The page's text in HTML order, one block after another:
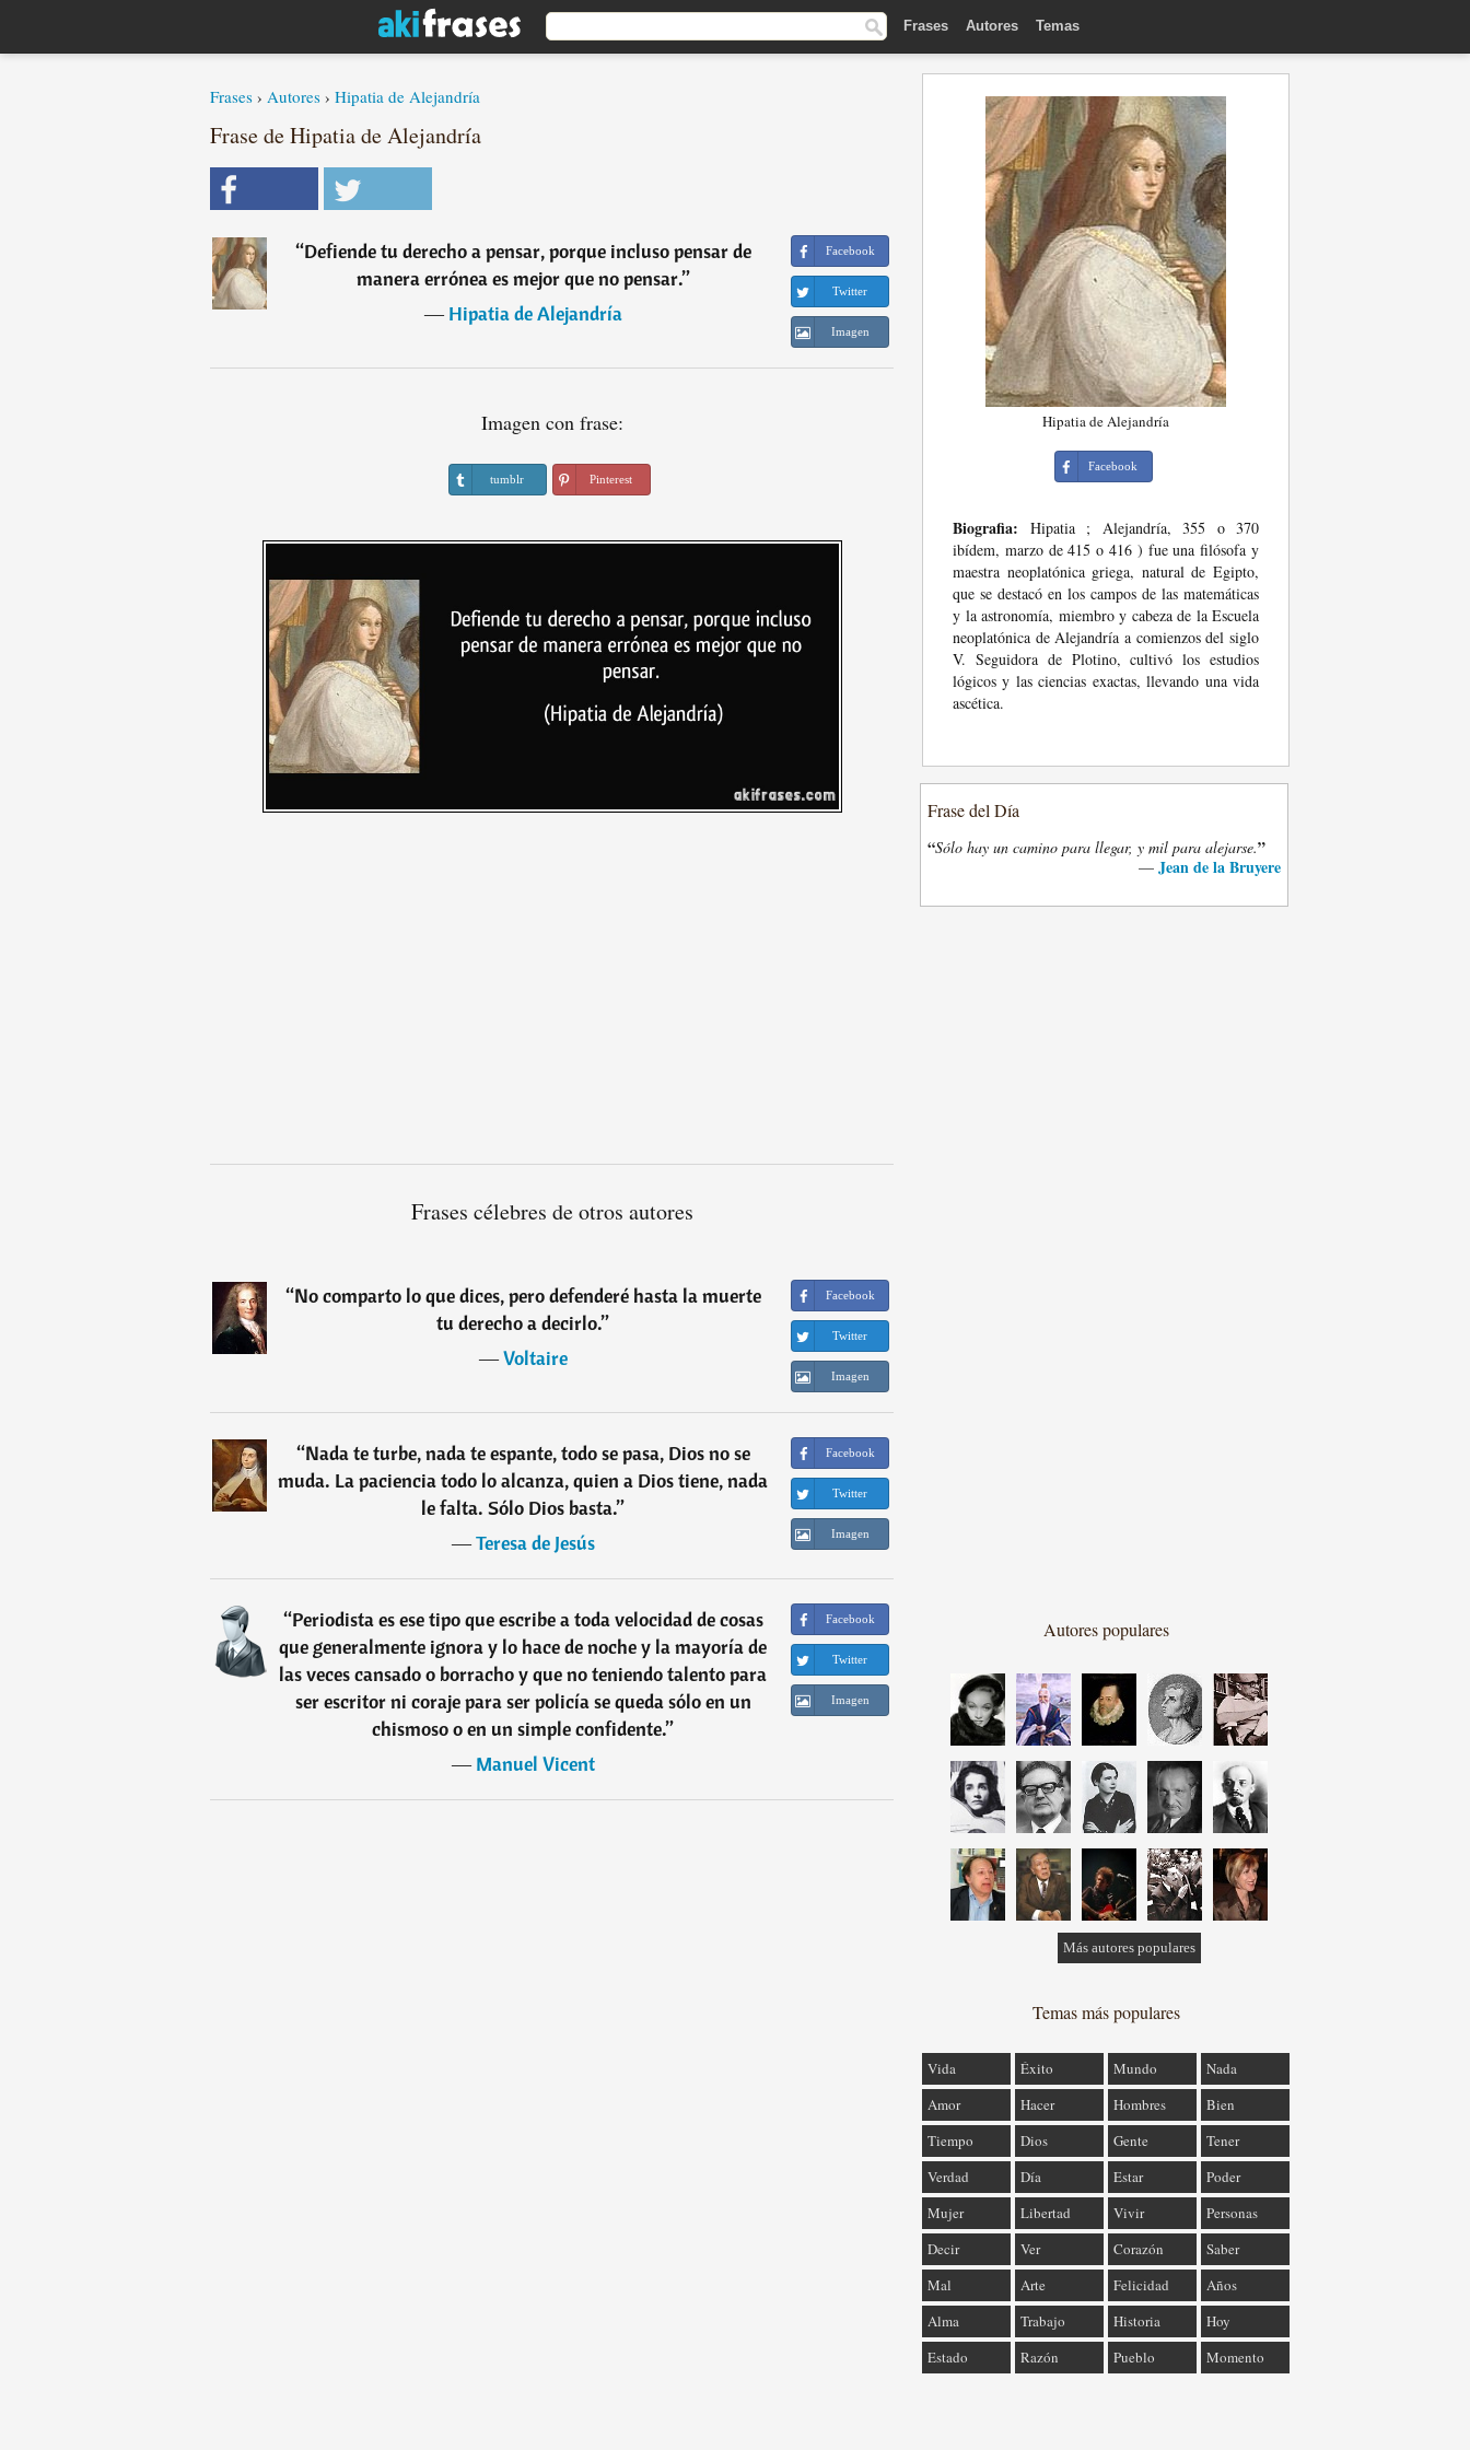
Frases Autores Temas
Frases › Autores › Hipatia de Alejandría
Frase de Hipatia de Alejandría
“Defiende tu derecho a pensar, porque incluso pensar de
manera errónea es mejor que no pensar.”
―Hipatia de Alejandría
Facebook
Twitter
Imagen
Imagen con frase:
tumblr Pinterest
Frases célebres de otros autores
“No comparto lo que dices, pero defenderé hasta la muerte
tu derecho a decirlo.”
―Voltaire
Facebook
Twitter
Imagen
“Nada te turbe, nada te espante, todo se pasa, Dios no se
muda. La paciencia todo lo alcanza, quien a Dios tiene, nada
le falta. Sólo Dios basta.”
―Teresa de Jesús
Facebook
Twitter
Imagen
“Periodista es ese tipo que escribe a toda velocidad de cosas
que generalmente ignora y lo hace de noche y la mayoría de
las veces cansado o borracho y que no teniendo talento para
ser escritor ni coraje para ser policía se queda sólo en un
chismoso o en un simple confidente.”
―Manuel Vicent
Facebook
Twitter
Imagen
Hipatia de Alejandría
Facebook
Biografia: Hipatia ; Alejandría, 355 o 370
ibídem, marzo de 415 o 416 ) fue una filósofa y
maestra neoplatónica griega, natural de Egipto,
que se destacó en los campos de las matemáticas
y la astronomía, miembro y cabeza de la Escuela
neoplatónica de Alejandría a comienzos del siglo
V. Seguidora de Plotino, cultivó los estudios
lógicos y las ciencias exactas, llevando una vida
ascética.
Frase del Día
“Sólo hay un camino para llegar, y mil para alejarse.”
— Jean de la Bruyere
Autores populares
Más autores populares
Temas más populares
Vida Éxito Mundo
Nada
Amor
Hacer Hombres
Bien
Tiempo
Dios Gente
Tener
Verdad
Día Estar
Poder
Mujer
Libertad Vivir
Personas
Decir
Ver Corazón
Saber
Mal
Arte Felicidad
Años
Alma
Trabajo Historia
Hoy
Estado
Razón Pueblo Momento